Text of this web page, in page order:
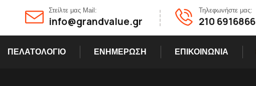
Στείλτε μας Mail:
info@grandvalue.gr
Τηλεφωνήστε μας:
210 6916866
ΠΕΛΑΤΟΛΟΓΙΟ ΕΝΗΜΕΡΩΣΗ ΕΠΙΚΟΙΝΩΝΙΑ